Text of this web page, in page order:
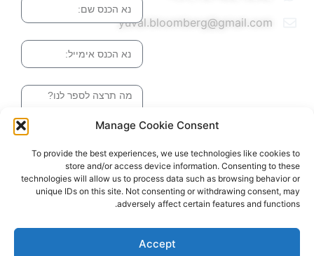
Manage Cookie Consent
To provide the best experiences, we use technologies like cookies to
store and/or access device information. Consenting to these
technologies will allow us to process data such as browsing behavior or
unique IDs on this site. Not consenting or withdrawing consent, may
adversely affect certain features and functions.
Accept
yuval.bloomberg@gmail.com
שליחה והטופס
בדרך אלינו
האתר עוצב ונבנה ע"י סטודיו מומנטום